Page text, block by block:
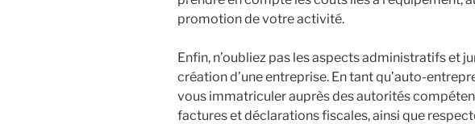
promotion de votre activité.
Enfin, n’oubliez pas les aspects administratifs et
création d’une entreprise. En tant qu’auto-
vous immatriculer auprès des autorités
factures et déclarations fiscales, ainsi que